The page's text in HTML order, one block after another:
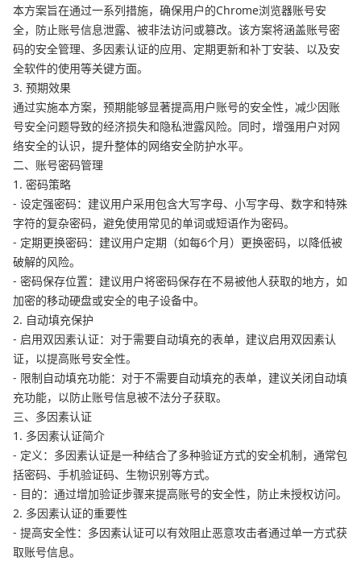
本方案旨在通过一系列措施，确保用户的Chrome浏览器账号安
全，防止账号信息泄露、被非法访问或篡改。该方案将涵盖账号密
码的安全管理、多因素认证的应用、定期更新和补丁安装、以及安
全软件的使用等关键方面。
3. 预期效果
通过实施本方案，预期能够显著提高用户账号的安全性，减少因账
号安全问题导致的经济损失和隐私泄露风险。同时，增强用户对网
络安全的认识，提升整体的网络安全防护水平。
二、账号密码管理
1. 密码策略
- 设定强密码：建议用户采用包含大写字母、小写字母、数字和特殊
字符的复杂密码，避免使用常见的单词或短语作为密码。
- 定期更换密码：建议用户定期（如每6个月）更换密码，以降低被
破解的风险。
- 密码保存位置：建议用户将密码保存在不易被他人获取的地方，如
加密的移动硬盘或安全的电子设备中。
2. 自动填充保护
- 启用双因素认证：对于需要自动填充的表单，建议启用双因素认
证，以提高账号安全性。
- 限制自动填充功能：对于不需要自动填充的表单，建议关闭自动填
充功能，以防止账号信息被不法分子获取。
三、多因素认证
1. 多因素认证简介
- 定义：多因素认证是一种结合了多种验证方式的安全机制，通常包
括密码、手机验证码、生物识别等方式。
- 目的：通过增加验证步骤来提高账号的安全性，防止未授权访问。
2. 多因素认证的重要性
- 提高安全性：多因素认证可以有效阻止恶意攻击者通过单一方式获
取账号信息。